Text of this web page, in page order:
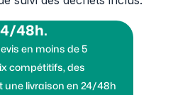
48h.
en moins de 5
compétitifs, des
une livraison en 24/48h